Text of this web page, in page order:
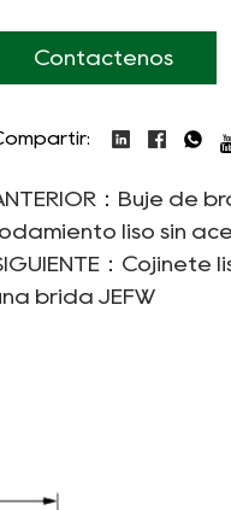
Contáctenos
：Buje de
liso sin
：
brida JEFW